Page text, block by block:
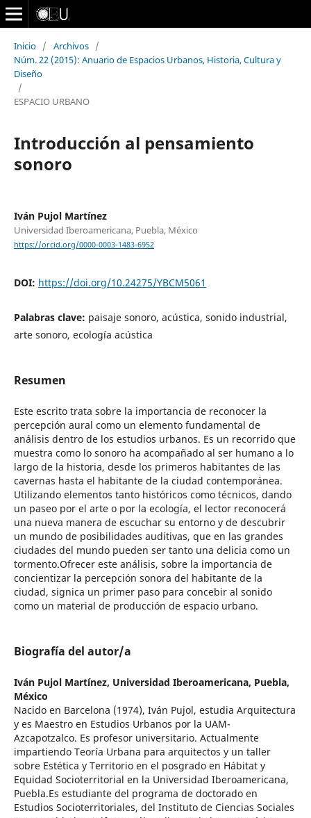
Inicio / Archivos /
Núm. 22 (2015): Anuario de Espacios Urbanos, Historia, Cultura y
Diseño
/
ESPACIO URBANO
Introducción al pensamiento
sonoro
Iván Pujol Martínez
Universidad Iberoamericana, Puebla, México
https://orcid.org/0000-0003-1483-6952
DOI: https://doi.org/10.24275/YBCM5061
Palabras clave: paisaje sonoro, acústica, sonido industrial,
arte sonoro, ecología acústica
Resumen
Este escrito trata sobre la importancia de reconocer la
percepción aural como un elemento fundamental de
análisis dentro de los estudios urbanos. Es un recorrido que
muestra como lo sonoro ha acompañado al ser humano a lo
largo de la historia, desde los primeros habitantes de las
cavernas hasta el habitante de la ciudad contemporánea.
Utilizando elementos tanto históricos como técnicos, dando
un paseo por el arte o por la ecología, el lector reconocerá
una nueva manera de escuchar su entorno y de descubrir
un mundo de posibilidades auditivas, que en las grandes
ciudades del mundo pueden ser tanto una delicia como un
tormento.Ofrecer este análisis, sobre la importancia de
concientizar la percepción sonora del habitante de la
ciudad, signica un primer paso para concebir al sonido
como un material de producción de espacio urbano.
Biografía del autor/a
Iván Pujol Martínez, Universidad Iberoamericana, Puebla,
México
Nacido en Barcelona (1974), Iván Pujol, estudia Arquitectura
y es Maestro en Estudios Urbanos por la UAM-
Azcapotzalco. Es profesor universitario. Actualmente
impartiendo Teoría Urbana para arquitectos y un taller
sobre Estética y Territorio en el posgrado en Hábitat y
Equidad Socioterritorial en la Universidad Iberoamericana,
Puebla.Es estudiante del programa de doctorado en
Estudios Socioterritoriales, del Instituto de Ciencias Sociales